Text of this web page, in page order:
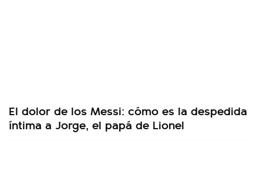
El dolor de los Messi: cómo es la despedida
íntima a Jorge, el papá de Lionel